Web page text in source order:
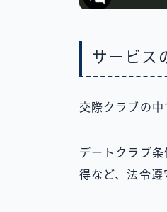
サービス
交際クラブの中
デートクラブ
得など、法令遵